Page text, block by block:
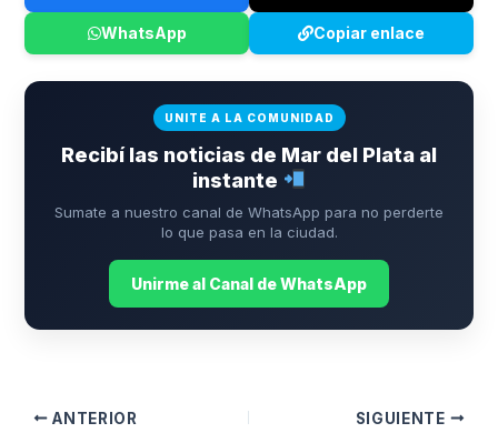
WhatsApp Copiar enlace
UNITE A LA COMUNIDAD
Recibí las noticias de Mar del Plata al
instante
Sumate a nuestro canal de WhatsApp para no perderte
lo que pasa en la ciudad.
Unirme al Canal de WhatsApp
ANTERIOR SIGUIENTE